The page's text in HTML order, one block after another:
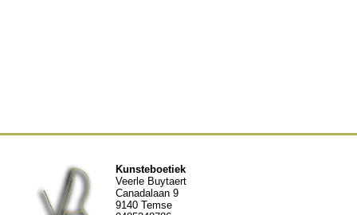
Kunsteboetiek
Veerle Buytaert
Canadalaan 9
9140 Temse